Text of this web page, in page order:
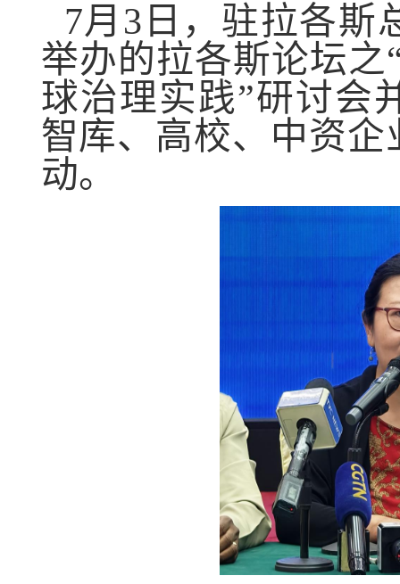
7月 3 日，驻拉各斯
举办的拉各斯论坛之
球治理实践”研讨会
智库、高校、中资企
动。